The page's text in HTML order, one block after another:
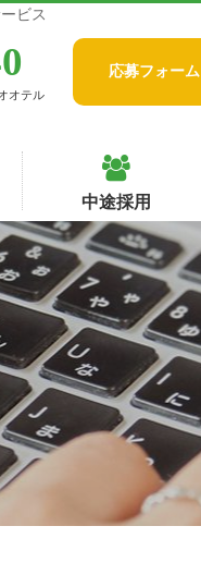
ビス
中途採用
応募フォーム
オテル